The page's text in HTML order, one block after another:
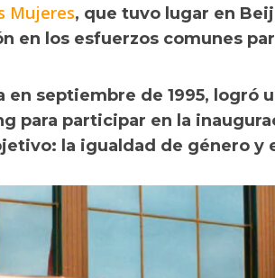
Mujeres, que tuvo lugar en
los esfuerzos comunes
septiembre de 1995, logró
para participar en la
la igualdad de género y